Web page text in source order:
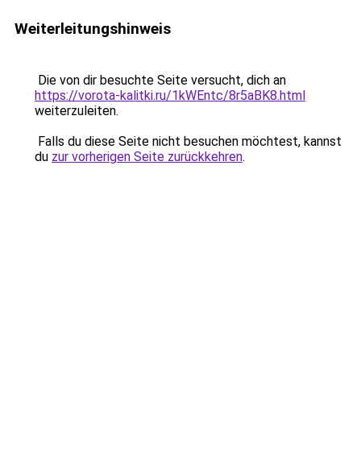
Weiterleitungshinweis
Die von dir besuchte Seite versucht, dich an
https://vorota-kalitki.ru/1kWEntc/8r5aBK8.html
weiterzuleiten.
Falls du diese Seite nicht besuchen möchtest, kannst
du zur vorherigen Seite zurückkehren.